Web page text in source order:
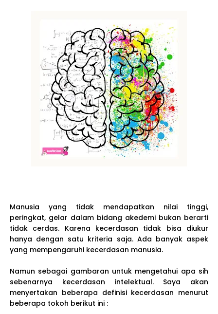
Manusia yang tidak mendapatkan nilai tinggi,
peringkat, gelar dalam bidang akedemi bukan berarti
tidak cerdas. Karena kecerdasan tidak bisa diukur
hanya dengan satu kriteria saja. Ada banyak aspek
yang mempengaruhi kecerdasan manusia.
Namun sebagai gambaran untuk mengetahui apa sih
sebenarnya kecerdasan intelektual. Saya akan
menyertakan beberapa definisi kecerdasan menurut
beberapa tokoh berikut ini :